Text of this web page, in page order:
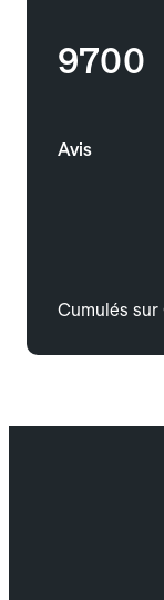
9700
Avis
Cumulés sur